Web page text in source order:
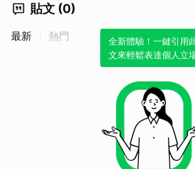
貼文 (0)
全新體驗！一鍵引用
文來輕鬆表達個人立場
最新 熱門